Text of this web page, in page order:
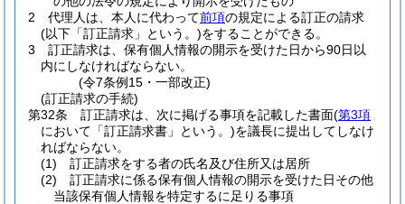
2
代理人は、本人に代わって前項の規定による訂正の請求
(以下「訂正請求」という。)をすることができる。
3
訂正請求は、保有個人情報の開示を受けた日から90日以
内にしなければならない。
(令7条例15・一部改正)
(訂正請求の手続)
第32条
訂正請求は、次に掲げる事項を記載した書面(第3項
において「訂正請求書」という。)を議長に提出してしなけ
ればならない。
(1)
訂正請求をする者の氏名及び住所又は居所
(2)
訂正請求に係る保有個人情報の開示を受けた日その他
当該保有個人情報を特定するに足りる事項